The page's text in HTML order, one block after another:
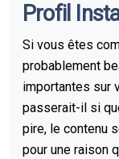
Profil
Si vous êtes
probablement
importantes sur
passerait-il si
pire, le contenu
pour une raison